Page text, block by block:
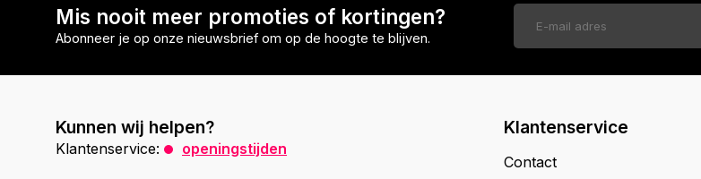
Mis nooit meer promoties of kortingen?
Abonneer je op onze nieuwsbrief om op de hoogte te blijven.
Kunnen wij helpen?
Klantenservice: openingstijden
Klantenservice
Contact